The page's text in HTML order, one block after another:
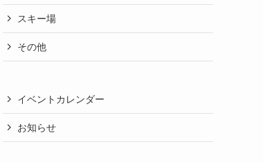
スキー場
その他
イベントカレンダー
お知らせ